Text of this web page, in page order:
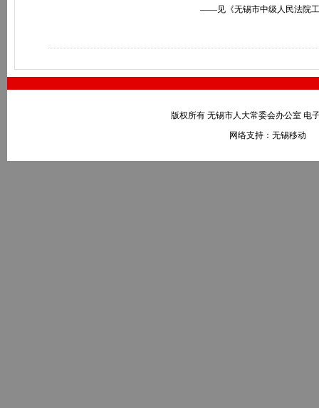
——见《无锡市中级人民法院工作报告
版权所有 无锡市人大常委会办公室 电
网络支持：无锡移动